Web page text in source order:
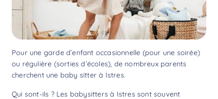
Pour une garde d’enfant occasionnelle (pour une soirée)
ou régulière (sorties d’écoles), de nombreux parents
cherchent une baby sitter à Istres.
Qui sont-ils ? Les babysitters à Istres sont souvent